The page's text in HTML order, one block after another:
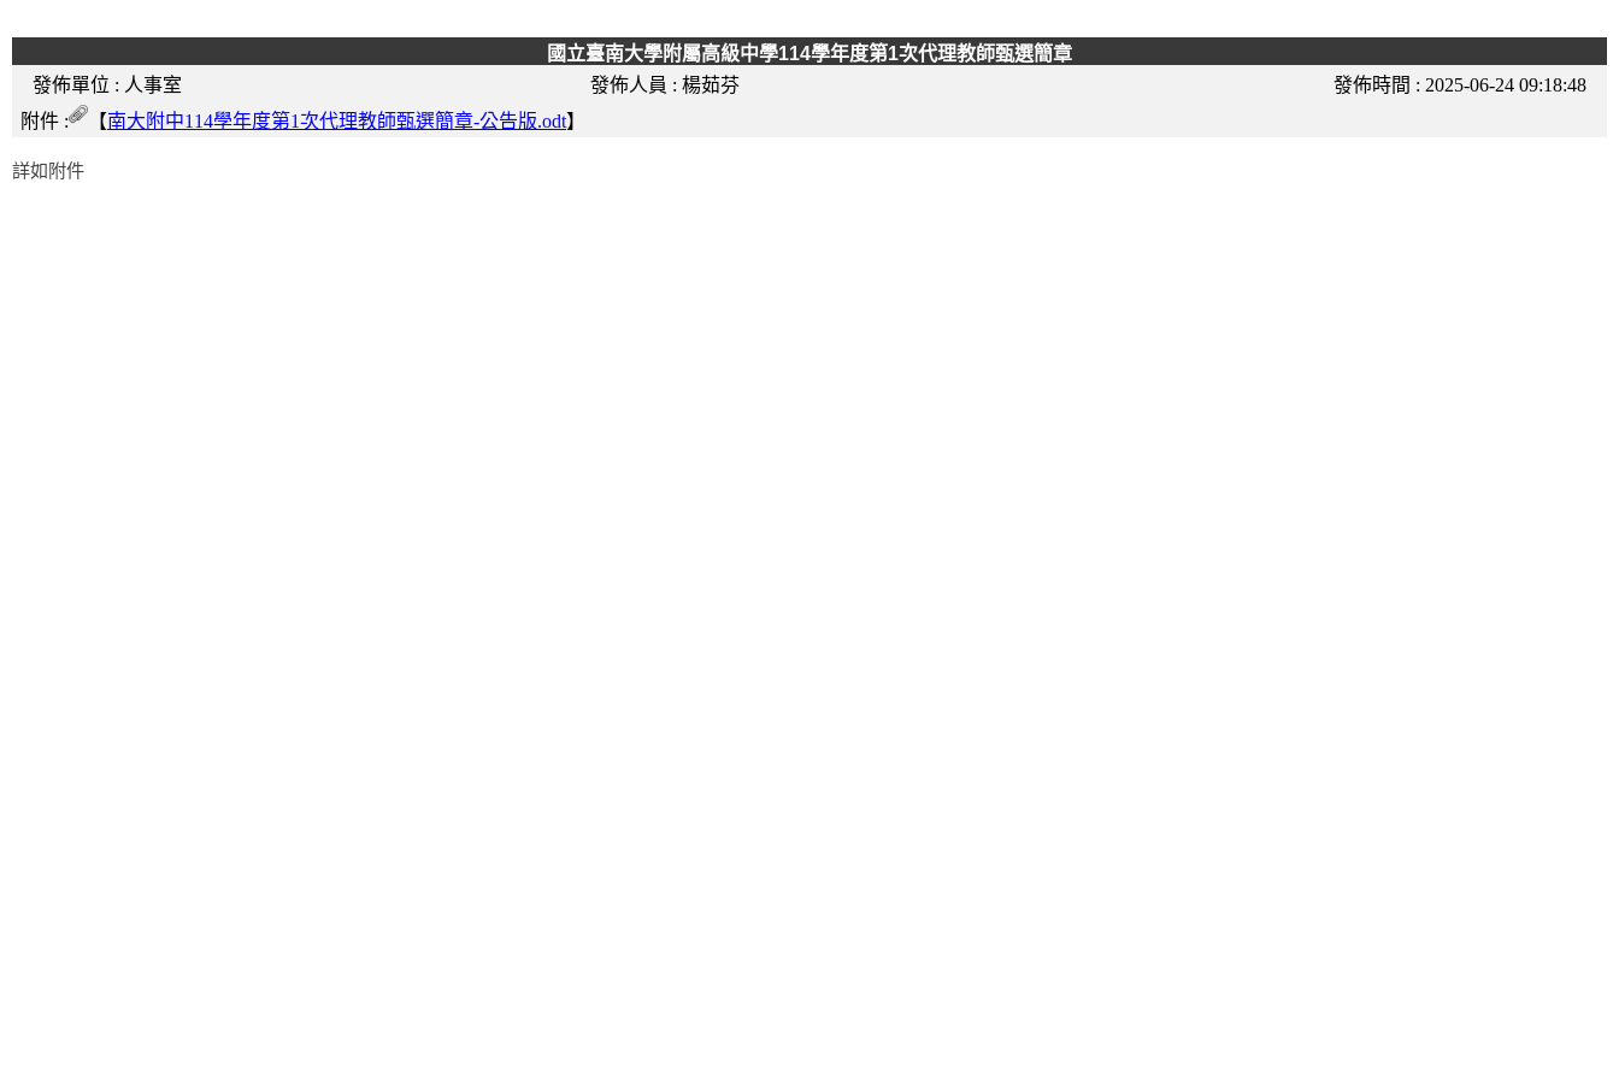
國立臺南大學附屬高級中學114學年度第1次代理教師甄選簡章
發佈單位 : 人事室 發佈人員 : 楊茹芬 發佈時間 : 2025-06-24 09:18:48
附件 :
【南大附中114學年度第1次代理教師甄選簡章-公告版.odt】
詳如附件